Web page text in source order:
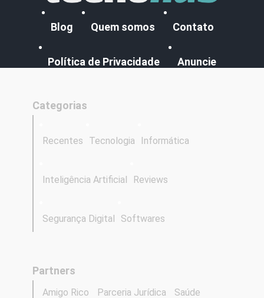
Blog Quem somos Contato
Política de Privacidade Anuncie
Categorias
Recentes Tecnologia Informática
Inteligência Artificial Reviews
Segurança Digital Softwares
Partners
Amigo Rico Parceria Jurídica Saúde